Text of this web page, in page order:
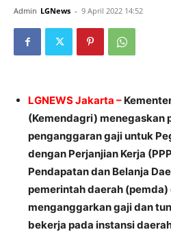
Admin LGNews - 9 April 2022 14:52
LGNEWS Jakarta –
(Kemendagri) menegaskan
penganggaran gaji untuk
dengan Perjanjian Kerja
Pendapatan dan Belanja
pemerintah daerah
menganggarkan gaji dan
bekerja pada instansi